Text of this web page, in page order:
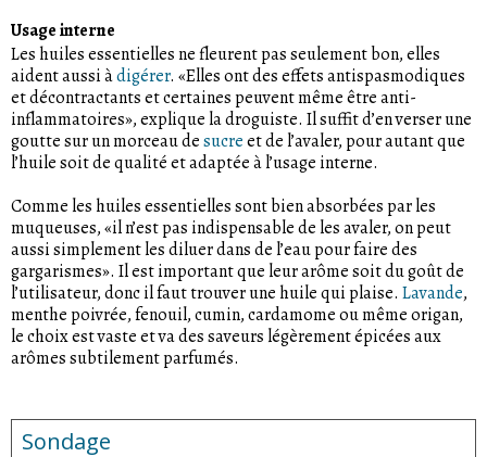
Usage interne
Les huiles essentielles ne fleurent pas seulement bon, elles
aident aussi àdigérer. «Elles ont des effets antispasmodiques
et décontractants et certaines peuvent même être anti-
inflammatoires», explique la droguiste. Il suffit d’en verser une
goutte sur un morceau desucreet de l’avaler, pour autant que
l’huile soit de qualité et adaptée à l’usage interne.
Comme les huiles essentielles sont bien absorbées par les
muqueuses, «il n’est pas indispensable de les avaler, on peut
aussi simplement les diluer dans de l’eau pour faire des
gargarismes». Il est important que leur arôme soit du goût de
l’utilisateur, donc il faut trouver une huile qui plaise. Lavande,
menthe poivrée, fenouil, cumin, cardamome ou même origan,
le choix est vaste et va des saveurs légèrement épicées aux
arômes subtilement parfumés.
Sondage